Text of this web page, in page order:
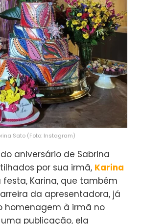
Sato (Foto: Instagram)
aniversário de Sabrina
por sua irmã, Karina
festa, Karina, que também
da apresentadora, já
homenagem à irmã no
publicação, ela